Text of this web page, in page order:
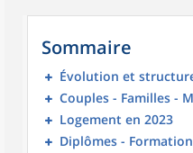
Sommaire
Évolution et
Couples - Familles -
Logement en 2023
Diplômes -